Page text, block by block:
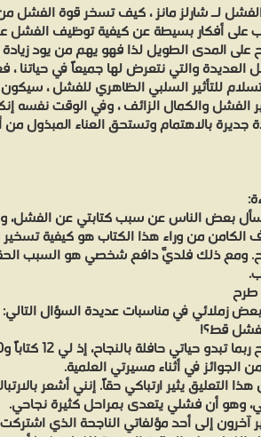
لـ شارلز مانز ، كيف تسخر قوة الفشل
على أفكار بسيطة عن كيفية توظيف الفشل
على المدى الطويل لذا فهو يهم من يود
العديدة والتي نتعرض لها جميعاً في حياتنا
للتأثير السلبي الظاهري للفشل ، سيكون
الفشل والكمال الزائف ، وفي الوقت نفسه
جديرة بالاهتمام وتستحق العناء المبذول من
بعض الناس عن سبب كتابتي عن الفشل،
الكامن من وراء هذا الكتاب هو كيفية
ومع ذلك فلديَّ دافع شخصي هو السبب
طرح
زملائي في مناسبات عديدة السؤال
قط؟!
الجوائز في أثناء مسيرتي العلمية.
التعليق يثير ارتباكي حقاً. إنني أشعر
وهو أن فشلي يتعدى بمراحل كثيرة نجاحي.
آخرون إلى أحد مؤلفاتي الناجحة الذي اشتركت